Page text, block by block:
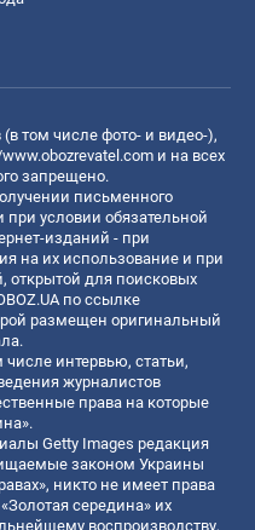
том числе фото- и видео-),
и на всех
запрещено.
письменного
условии обязательной
изданий - при
на их использование и при
открытой для поисковых
по ссылке
размещен оригинальный
интервью, статьи,
журналистов
права на которые
Getty Images редакция
законом Украины
никто не имеет права
середина» их
воспроизводству,